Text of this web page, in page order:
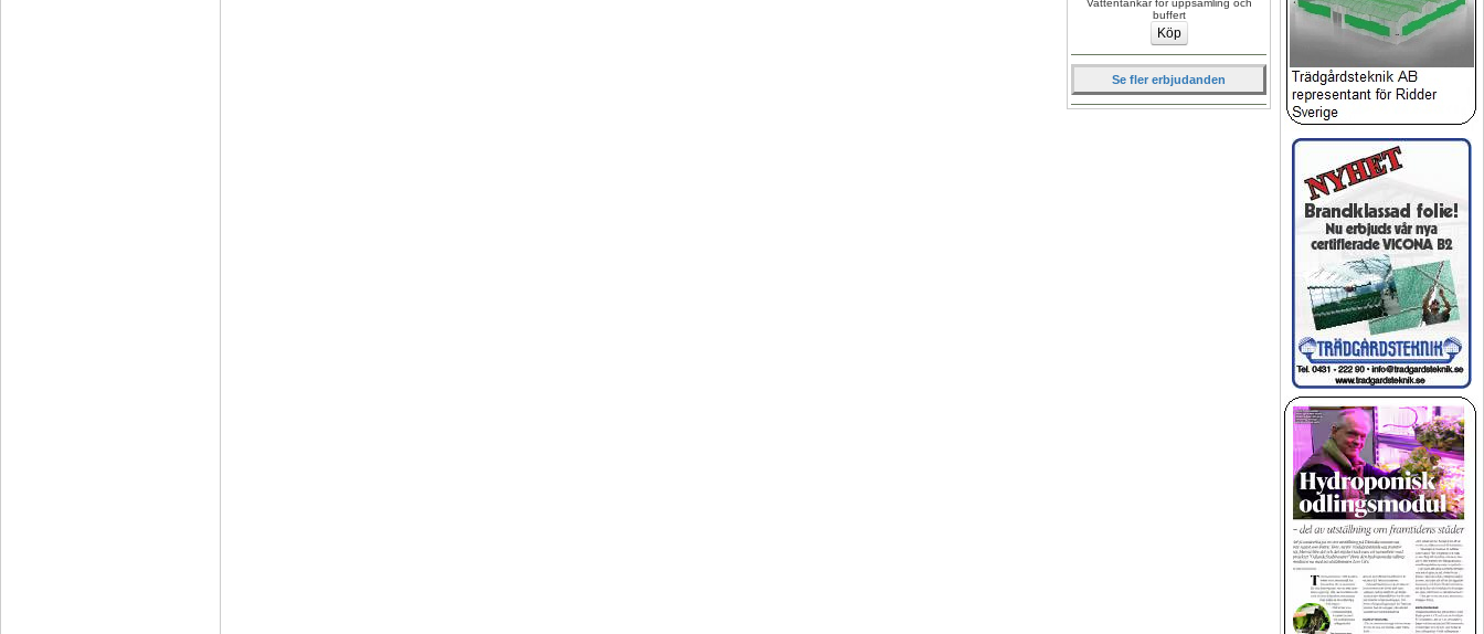
Vattentankar för uppsamling och
buffert
Se fler erbjudanden